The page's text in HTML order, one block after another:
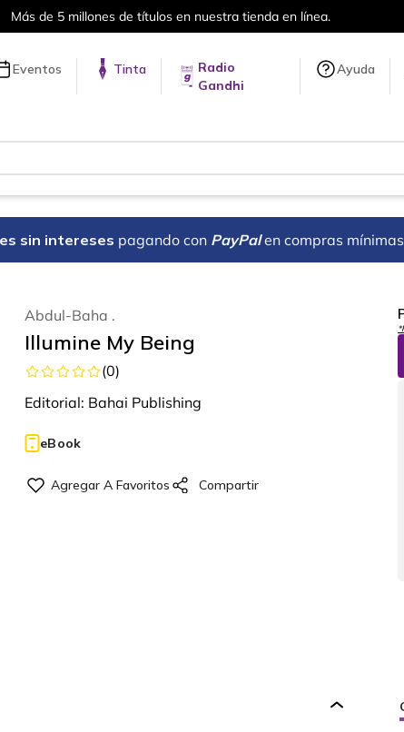
Más de 5 millones de títulos en nuestra tienda en línea.
Eventos Tinta
Radio
Gandhi
Ayuda
sin intereses pagando con PayPal en compras
Abdul-Baha .
Illumine My Being
(0)
Editorial: Bahai Publishing
eBook